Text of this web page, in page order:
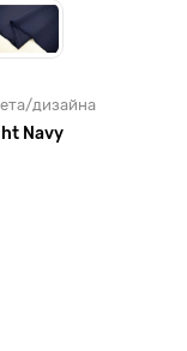
дизайна
Navy